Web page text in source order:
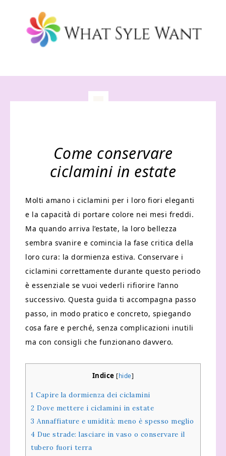
Come conservare
ciclamini in estate​
Molti amano i ciclamini per i loro fiori eleganti
e la capacità di portare colore nei mesi freddi.
Ma quando arriva l’estate, la loro bellezza
sembra svanire e comincia la fase critica della
loro cura: la dormienza estiva. Conservare i
ciclamini correttamente durante questo periodo
è essenziale se vuoi vederli rifiorire l’anno
successivo. Questa guida ti accompagna passo
passo, in modo pratico e concreto, spiegando
cosa fare e perché, senza complicazioni inutili
ma con consigli che funzionano davvero.
Indice [hide]
1 Capire la dormienza dei ciclamini
2 Dove mettere i ciclamini in estate
3 Annaffiature e umidità: meno è spesso meglio
4 Due strade: lasciare in vaso o conservare il
tubero fuori terra